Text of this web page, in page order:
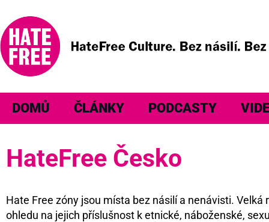
DOMŮ ČLÁNKY PODCASTY
HateFree Česko
Hate Free zóny jsou místa bez násilí a nenávisti.
ohledu na jejich příslušnost k etnické, náboženské,